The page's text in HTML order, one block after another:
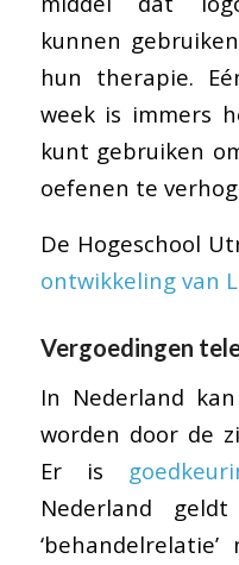
kunnen
hun therapie.
week is immers
kunt gebruiken
oefenen te
De Hogeschool
ontwikkeling van
Vergoedingen
In Nederland
worden door de
Er is
Nederland